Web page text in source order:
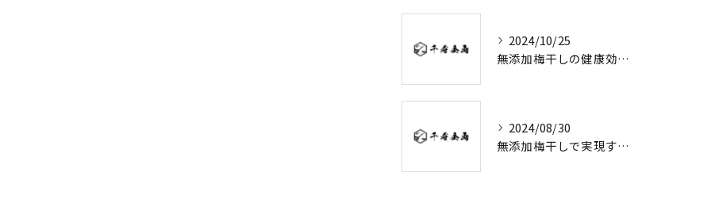
2024/10/25
無添加梅干しの健康効果と選び方
2024/08/30
無添加梅干しで実現する健康維持